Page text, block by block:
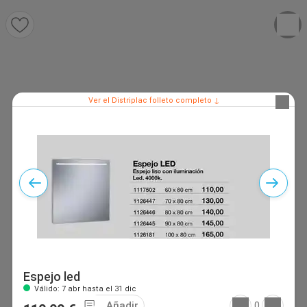
Ver el Distriplac folleto completo ↓
Espejo led
Válido: 7 abr hasta el 31 dic